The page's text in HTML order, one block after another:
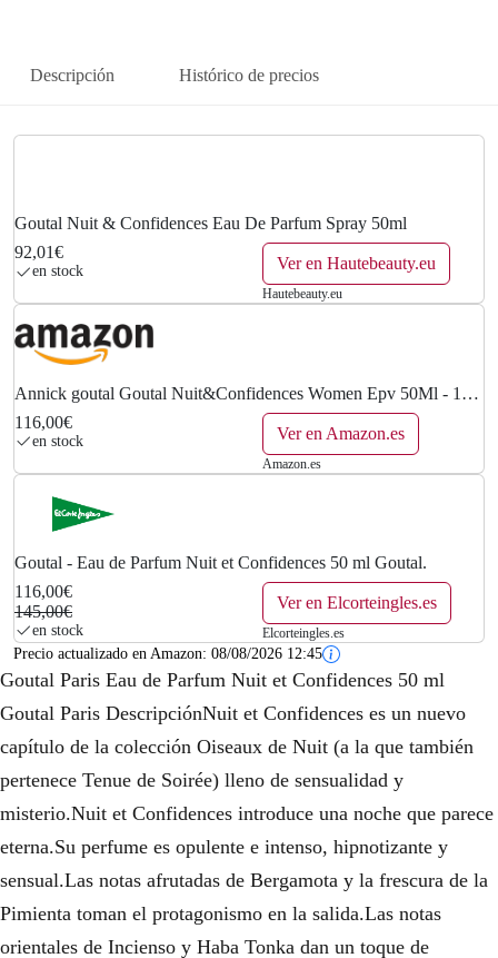
Descripción Histórico de precios
Goutal Nuit & Confidences Eau De Parfum Spray 50ml
92,01€
en stock Ver en Hautebeauty.eu
Hautebeauty.eu
Annick goutal Goutal Nuit&Confidences Women Epv 50Ml - 1
Unidad
116,00€
en stock Ver en Amazon.es
Amazon.es
Goutal - Eau de Parfum Nuit et Confidences 50 ml Goutal.
116,00€
145,00€
en stock
Ver en Elcorteingles.es
Elcorteingles.es
Precio actualizado en Amazon: 08/08/2026 12:45
Goutal Paris Eau de Parfum Nuit et Confidences 50 ml
Goutal Paris DescripciónNuit et Confidences es un nuevo
capítulo de la colección Oiseaux de Nuit (a la que también
pertenece Tenue de Soirée) lleno de sensualidad y
misterio.Nuit et Confidences introduce una noche que parece
eterna.Su perfume es opulente e intenso, hipnotizante y
sensual.Las notas afrutadas de Bergamota y la frescura de la
Pimienta toman el protagonismo en la salida.Las notas
orientales de Incienso y Haba Tonka dan un toque de